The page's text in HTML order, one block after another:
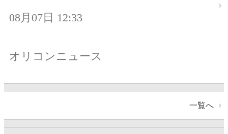
08月07日 12:33
オリコンニュース
一覧へ